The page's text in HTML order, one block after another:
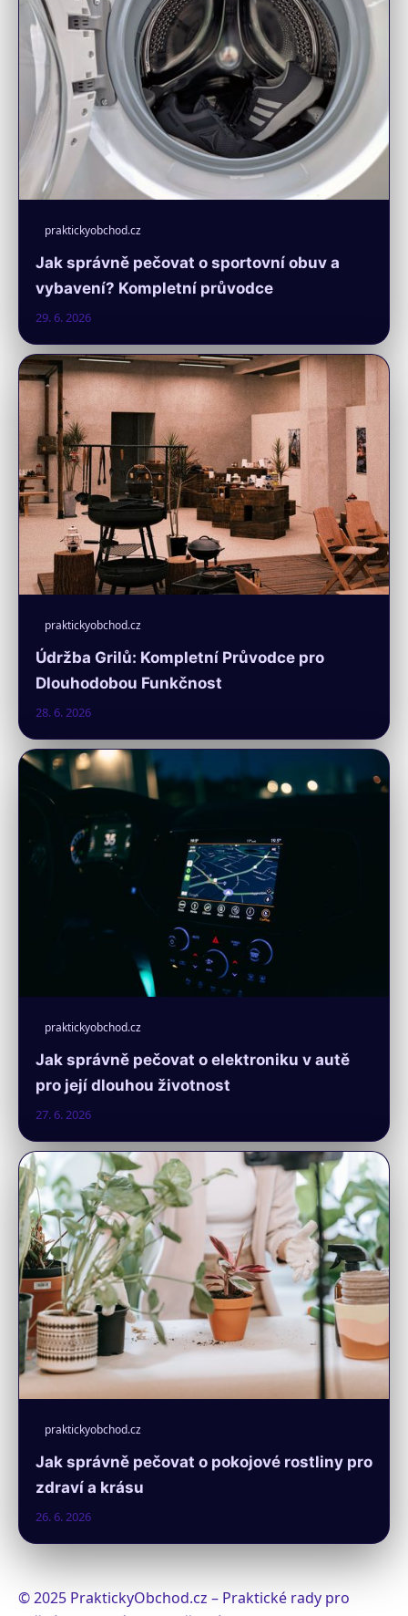
praktickyobchod.cz
Jak správně pečovat o sportovní obuv a
vybavení? Kompletní průvodce
29. 6. 2026
praktickyobchod.cz
Údržba Grilů: Kompletní Průvodce pro
Dlouhodobou Funkčnost
28. 6. 2026
praktickyobchod.cz
Jak správně pečovat o elektroniku v autě
pro její dlouhou životnost
27. 6. 2026
praktickyobchod.cz
Jak správně pečovat o pokojové rostliny pro
zdraví a krásu
26. 6. 2026
© 2025 PraktickyObchod.cz – Praktické rady pro